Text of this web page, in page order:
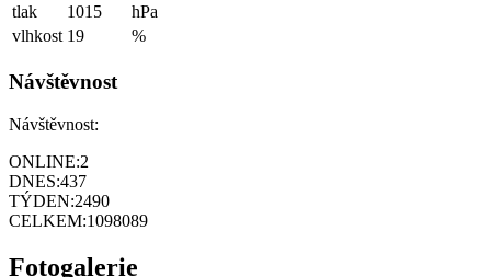
tlak 1015
hPa
vlhkost 19 %
Návštěvnost
Návštěvnost:
ONLINE:2
DNES:437
TÝDEN:2490
CELKEM:1098089
Fotogalerie